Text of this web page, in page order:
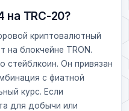
на TRC-20?
криптовалютный
на блокчейне TRON.
стейблкоин. Он привязан
с фиатной
курс. Если
для добычи или